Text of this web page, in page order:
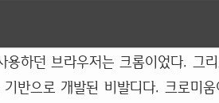
용하던 브라우저는 크롬이었다. 그
반으로 개발된 비발디다. 크로미